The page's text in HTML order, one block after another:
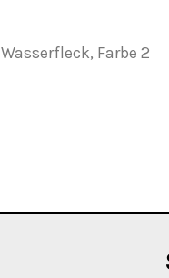
Wasserfleck, Farbe 2